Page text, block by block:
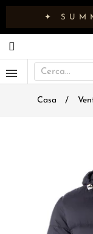
✦
Casa